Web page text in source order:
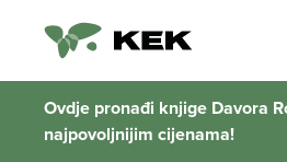
Ovdje pronađi knjige Davora
najpovoljnijim cijenama!
split iz zraka
Početna stranica